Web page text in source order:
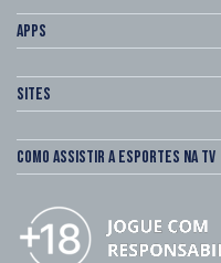
Apps
Sites
Como assistir a esportes na TV